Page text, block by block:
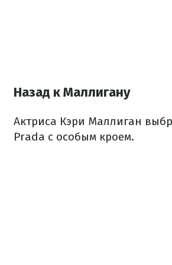
Назад к Маллигану
Актриса Кэри Маллиган
Prada с особым кроем.